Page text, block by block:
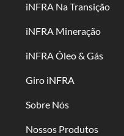
iNFRA Na Transição
iNFRA Mineração
iNFRA Óleo & Gás
Giro iNFRA
Sobre Nós
Nossos Produtos